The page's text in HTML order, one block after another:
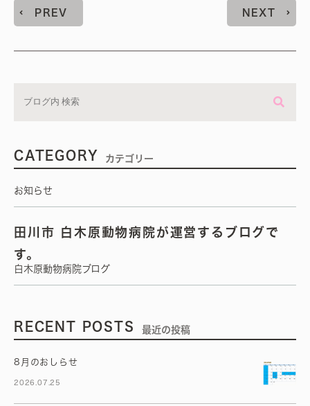
PREV NEXT
CATEGORY カテゴリー
お知らせ
田川市 白木原動物病院が運営するブログで
す。
白木原動物病院ブログ
RECENT POSTS 最近の投稿
8月のおしらせ
2026.07.25